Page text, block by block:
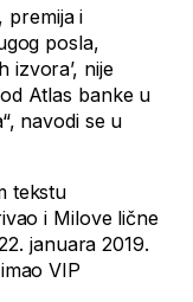
premija i
posla,
izvora’, nije
Atlas banke u
navodi se u
tekstu
i Milove lične
januara 2019.
VIP